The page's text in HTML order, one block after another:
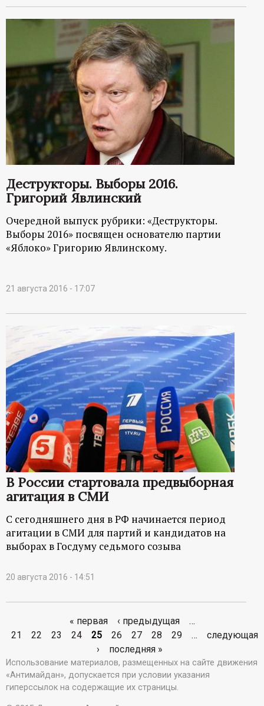
Деструкторы. Выборы 2016.
Григорий Явлинский
Очередной выпуск рубрики: «Деструкторы.
Выборы 2016» посвящен основателю партии
«Яблоко» Григорию Явлинскому.
21 августа 2016 - 17:07
В России стартовала предвыборная
агитация в СМИ
С сегодняшнего дня в РФ начинается период
агитации в СМИ для партий и кандидатов на
выборах в Госдуму седьмого созыва
20 августа 2016 - 14:51
С
т
р
« первая ‹ предыдущая
…
21
22 23 24 25 26 27 28 29 …
следующая
›
последняя »
Использование материалов, размещенных на сайте движения
«Антимайдан», допускается при условии указания
гиперссылок на содержащие их страницы.